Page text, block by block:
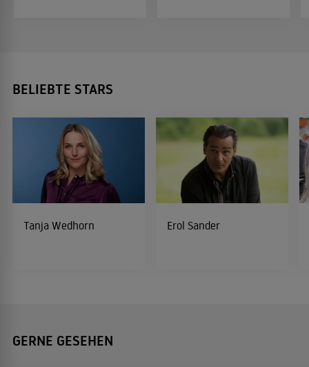
BELIEBTE STARS
Tanja Wedhorn Erol Sander
GERNE GESEHEN